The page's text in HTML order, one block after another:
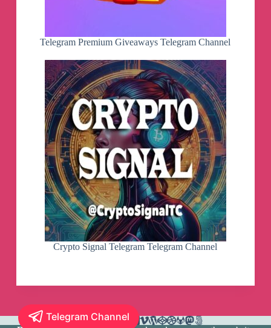
Telegram Premium Giveaways Telegram Channel
Crypto Signal Telegram Telegram Channel
Telegram Channel